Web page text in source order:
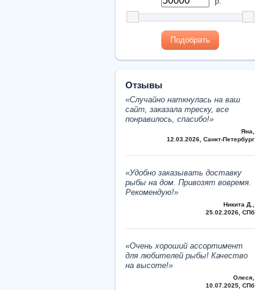
Подобрать
Отзывы
«Cлучайно наткнулась на ваш
сайт, заказала треску, все
понравилось, спасибо!»
Яна,
12.03.2026, Санкт-Петербург
«Удобно заказывать доставку
рыбы на дом. Привозят вовремя.
Рекомендую!»
Никита Д.,
25.02.2026, СПб
«Очень хороший ассортимент
для любителей рыбы! Качество
на высоте!»
Олеся,
10.07.2025, СПб